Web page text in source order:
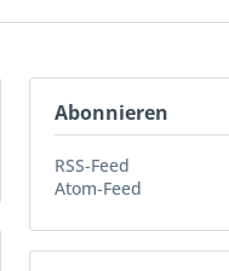
Abonnieren
RSS-Feed
Atom-Feed